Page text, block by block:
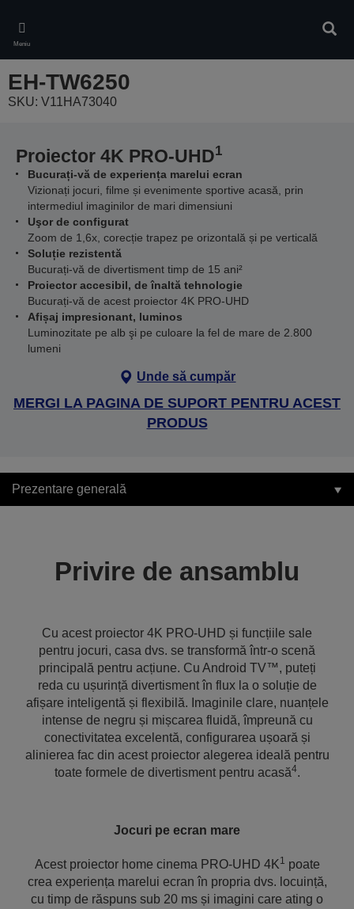
main
content
Meniu
EH-TW6250
SKU: V11HA73040
Proiector 4K PRO-UHD1
Bucurați-vă de experiența marelui ecran
Vizionați jocuri, filme și evenimente sportive acasă, prin
intermediul imaginilor de mari dimensiuni
Uşor de configurat
Zoom de 1,6x, corecție trapez pe orizontală și pe verticală
Soluție rezistentă
Bucurați-vă de divertisment timp de 15 ani²
Proiector accesibil, de înaltă tehnologie
Bucurați-vă de acest proiector 4K PRO-UHD
Afișaj impresionant, luminos
Luminozitate pe alb şi pe culoare la fel de mare de 2.800
lumeni
Unde să cumpăr
MERGI LA PAGINA DE SUPORT PENTRU ACEST
PRODUS
Prezentare generală
Privire de ansamblu
Cu acest proiector 4K PRO-UHD și funcțiile sale
pentru jocuri, casa dvs. se transformă într-o scenă
principală pentru acțiune. Cu Android TV™, puteți
reda cu ușurință divertisment în flux la o soluție de
afișare inteligentă și flexibilă. Imaginile clare, nuanțele
intense de negru și mișcarea fluidă, împreună cu
conectivitatea excelentă, configurarea ușoară și
alinierea fac din acest proiector alegerea ideală pentru
toate formele de divertisment pentru acasă4.
Jocuri pe ecran mare
Acest proiector home cinema PRO-UHD 4K1 poate
crea experiența marelui ecran în propria dvs. locuință,
cu timp de răspuns sub 20 ms și imagini care ating o